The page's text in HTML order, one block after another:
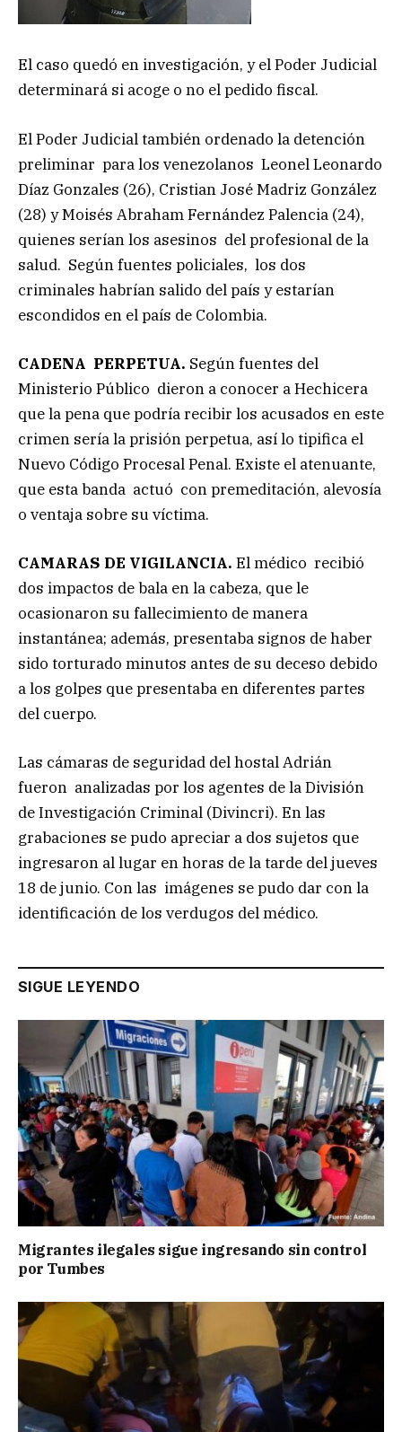
El caso quedó en investigación, y el Poder Judicial
determinará si acoge o no el pedido fiscal.
El Poder Judicial también ordenado la detención
preliminar para los venezolanos Leonel Leonardo
Díaz Gonzales (26), Cristian José Madriz González
(28) y Moisés Abraham Fernández Palencia (24),
quienes serían los asesinos del profesional de la
salud. Según fuentes policiales, los dos
criminales habrían salido del país y estarían
escondidos en el país de Colombia.
CADENA PERPETUA. Según fuentes del
Ministerio Público dieron a conocer a Hechicera
que la pena que podría recibir los acusados en este
crimen sería la prisión perpetua, así lo tipifica el
Nuevo Código Procesal Penal. Existe el atenuante,
que esta banda actuó con premeditación, alevosía
o ventaja sobre su víctima.
CAMARAS DE VIGILANCIA. El médico recibió
dos impactos de bala en la cabeza, que le
ocasionaron su fallecimiento de manera
instantánea; además, presentaba signos de haber
sido torturado minutos antes de su deceso debido
a los golpes que presentaba en diferentes partes
del cuerpo.
Las cámaras de seguridad del hostal Adrián
fueron analizadas por los agentes de la División
de Investigación Criminal (Divincri). En las
grabaciones se pudo apreciar a dos sujetos que
ingresaron al lugar en horas de la tarde del jueves
18 de junio. Con las imágenes se pudo dar con la
identificación de los verdugos del médico.
SIGUE LEYENDO
Migrantes ilegales sigue ingresando sin control
por Tumbes